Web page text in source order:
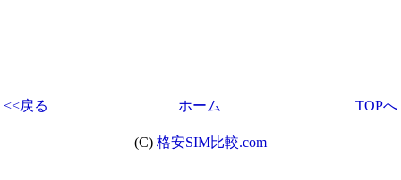
<<戻る ホーム TOPへ
(C) 格安SIM比較.com